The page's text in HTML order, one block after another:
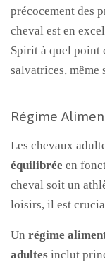
précocement des
cheval est en
Spirit à quel point
salvatrices, même
Régime
Les chevaux
équilibrée en
cheval soit un
loisirs, il est
Un régime
adultes inclut